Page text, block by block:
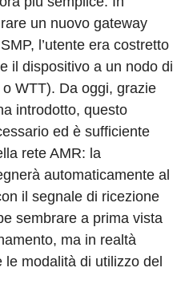
un nuovo gateway
l’utente era costretto
il dispositivo a un nodo di
WTT). Da oggi, grazie
introdotto, questo
ed è sufficiente
rete AMR: la
automaticamente al
il segnale di ricezione
sembrare a prima vista
ma in realtà
modalità di utilizzo del